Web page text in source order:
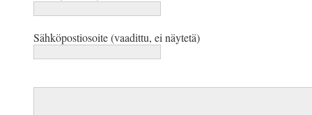
Sähköpostiosoite (vaadittu, ei näytetä)